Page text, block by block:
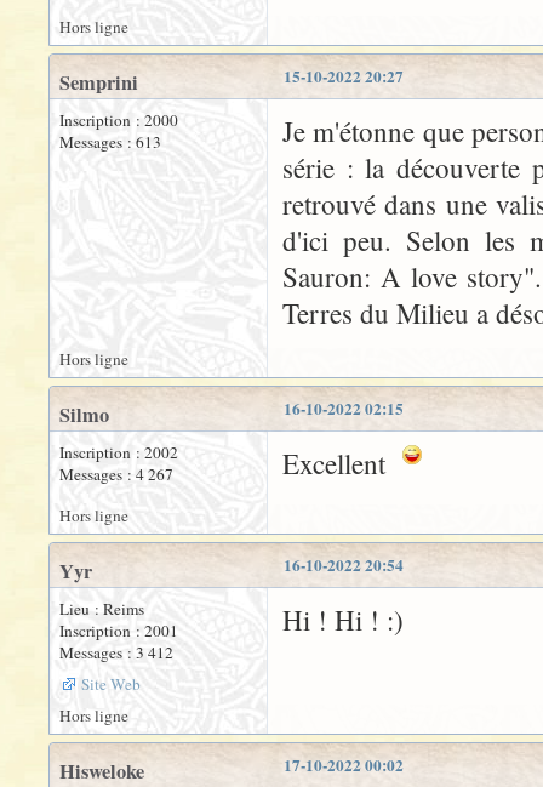
Hors ligne
15-10-2022 20:27
Semprini
Inscription : 2000
Messages : 613
Je m'étonne que
série : la découverte
retrouvé dans une
d'ici peu. Selon les
Sauron: A love
Terres du Milieu a
Hors ligne
16-10-2022 02:15
Silmo
Inscription : 2002
Messages : 4 267
Excellent
Hors ligne
16-10-2022 20:54
Yyr
Lieu : Reims
Inscription : 2001
Messages : 3 412
Site Web
Hi ! Hi ! :)
Hors ligne
17-10-2022 00:02
Hisweloke